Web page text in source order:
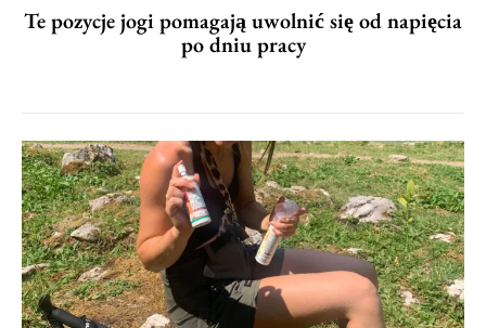
Te pozycje jogi pomagają uwolnić się od napięcia
po dniu pracy